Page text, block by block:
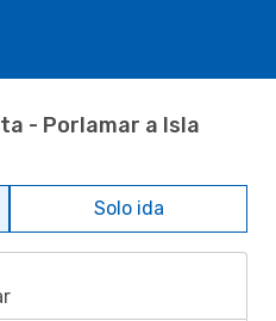
- Porlamar a Isla
Solo ida